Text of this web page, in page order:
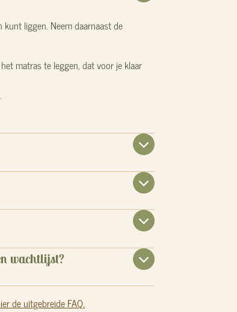
kunt liggen. Neem daarnaast de
matras te leggen, dat voor je klaar
wachtlijst?
de uitgebreide FAQ.